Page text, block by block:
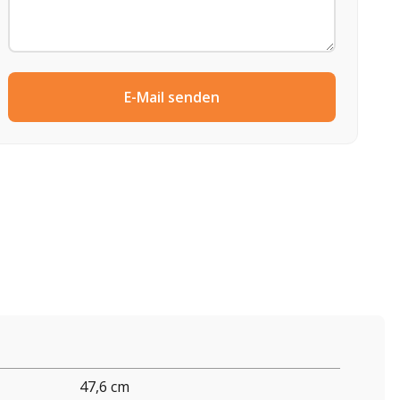
E-Mail senden
47,6 cm